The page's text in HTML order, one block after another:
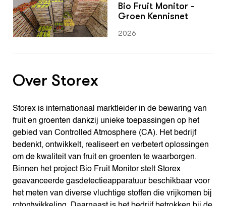
Bio Fruit Monitor -
Groen Kennisnet
2026
Over Storex
Storex is internationaal marktleider in de bewaring van
fruit en groenten dankzij unieke toepassingen op het
gebied van Controlled Atmosphere (CA). Het bedrijf
bedenkt, ontwikkelt, realiseert en verbetert oplossingen
om de kwaliteit van fruit en groenten te waarborgen.
Binnen het project Bio Fruit Monitor stelt Storex
geavanceerde gasdetectieapparatuur beschikbaar voor
het meten van diverse vluchtige stoffen die vrijkomen bij